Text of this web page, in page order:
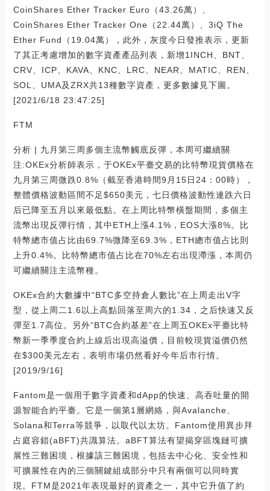
CoinShares Ether Tracker Euro（43.26萬）、
CoinShares Ether Tracker One（22.44萬）、3iQ The
Ether Fund（19.04萬），此外，灰度今日發推表示，更新
了其正考慮增加的數字資產產品列表，新增1INCH、BNT、
CRV、ICP、KAVA、KNC、LRC、NEAR、MATIC、REN、
SOL、UMA及ZRX共13種數字資產，更多數據見下圖。
[2021/6/18 23:47:25]
FTM
分析 | 九月第三周多個主流幣觸底反彈，本周可繼續關
注:OKEx分析師表示，于OKEx平臺交易的比特幣現貨價格在
九月第三周微跌0.8%（截至香港時間9月15日24：00時），
整體價格波動區間不足$650美元，七日價格波動性連跌六日
后已降至五月以來最低點。在上周比特幣橫盤期間，多個主
流幣出現反彈行情，其中ETH上漲4.1%，EOS大漲8%。比
特幣總市值占比由69.7%微降至69.3%，ETH總市值占比則
上升0.4%。比特幣總市值占比在70%左右出現滯漲，本周仍
可繼續關注主流幣種。
OKEx合約大數據中“BTC多空持倉人數比”在上周走出V字
型，從上周二1.6以上高點回落至周六的1.34，之后快速又反
彈至1.7高位。另外“BTC合約基差”在上周五OKEx平臺比特
幣新一季季度合約上線后出現高溢價，目前較現貨溢價仍然
在$300美元左右，表明市場仍然看好今年后市行情。
[2019/9/16]
Fantom是一個用于數字資產和dApp的快速、高吞吐量的開
源智能合約平臺。它是一個第1層網絡，與Avalanche、
Solana和Terra等競爭，以取代以太坊。Fantom使用異步拜
占庭容錯(aBFT)共識算法。aBFT算法有望揭穿區塊鏈可擴
展性三難困境，根據該三難困境，包括去中心化、安全性和
可擴展性在內的三個關鍵組成部分中只有兩個可以同時實
現。FTM是2021年表現最好的資產之一，其中它升值了約